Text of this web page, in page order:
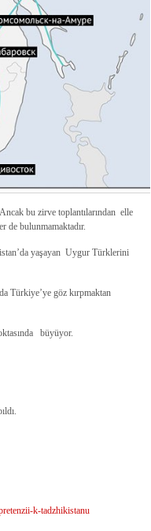
bu zirve toplantılarından elle
de bulunmamaktadır.
yaşayan Uygur Türklerini
Türkiye’ye göz kırpmaktan
büyüyor.
k-tadzhikistanu